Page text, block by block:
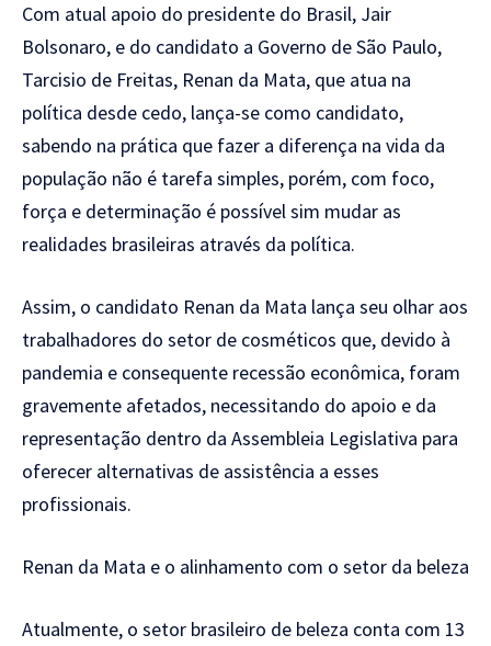
Com atual apoio do presidente do Brasil, Jair
Bolsonaro, e do candidato a Governo de São Paulo,
Tarcisio de Freitas, Renan da Mata, que atua na
política desde cedo, lança-se como candidato,
sabendo na prática que fazer a diferença na vida da
população não é tarefa simples, porém, com foco,
força e determinação é possível sim mudar as
realidades brasileiras através da política.
Assim, o candidato Renan da Mata lança seu olhar aos
trabalhadores do setor de cosméticos que, devido à
pandemia e consequente recessão econômica, foram
gravemente afetados, necessitando do apoio e da
representação dentro da Assembleia Legislativa para
oferecer alternativas de assistência a esses
profissionais.
Renan da Mata e o alinhamento com o setor da beleza
Atualmente, o setor brasileiro de beleza conta com 13